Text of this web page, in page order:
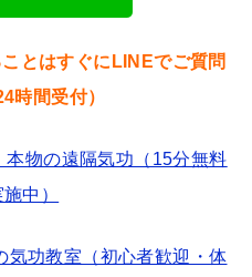
とはすぐにLINEでご質問
時間受付）
物の遠隔気功（15分無料
中）
気功教室（初心者歓迎・体